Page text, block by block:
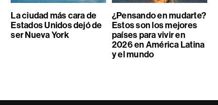
La ciudad más cara de
Estados Unidos dejó de
ser Nueva York
¿Pensando en mudarte?
Estos son los mejores
países para vivir en
2026 en América Latina
y el mundo